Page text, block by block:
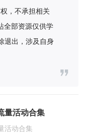
，不承担相关
全部资源仅供学
退出，涉及自身
量活动合集
活动合集